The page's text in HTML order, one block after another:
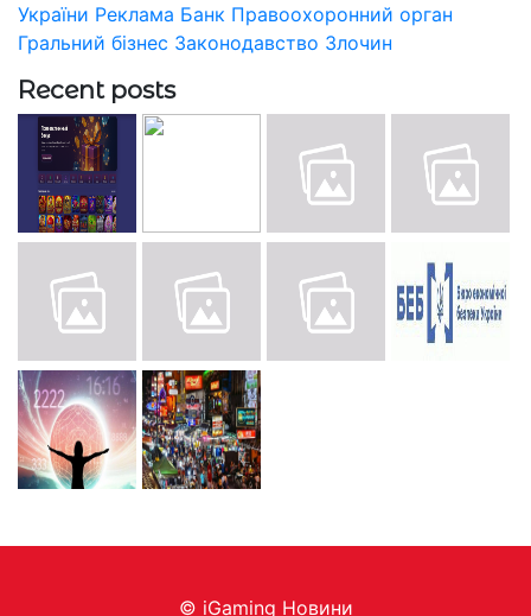
України Реклама Банк Правоохоронний орган
Гральний бізнес Законодавство Злочин
Recent posts
© iGaming Новини